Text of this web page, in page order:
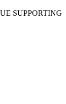
SUPPORTING